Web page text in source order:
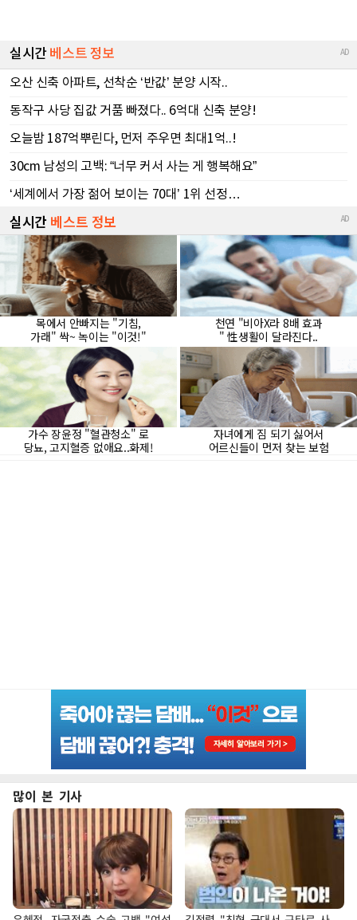
많이 본 기사